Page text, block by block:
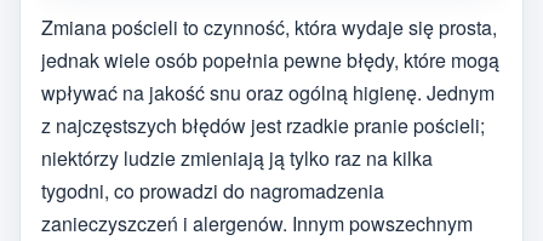
Zmiana pościeli to czynność, która wydaje się prosta,
jednak wiele osób popełnia pewne błędy, które mogą
wpływać na jakość snu oraz ogólną higienę. Jednym
z najczęstszych błędów jest rzadkie pranie pościeli;
niektórzy ludzie zmieniają ją tylko raz na kilka
tygodni, co prowadzi do nagromadzenia
zanieczyszczeń i alergenów. Innym powszechnym